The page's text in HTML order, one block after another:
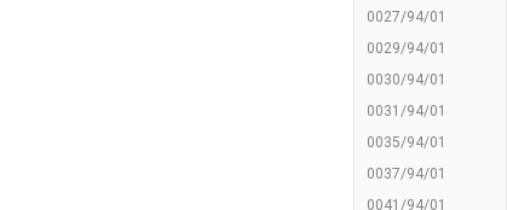
0027/94/01
0029/94/01
0030/94/01
0031/94/01
0035/94/01
0037/94/01
0041/94/01